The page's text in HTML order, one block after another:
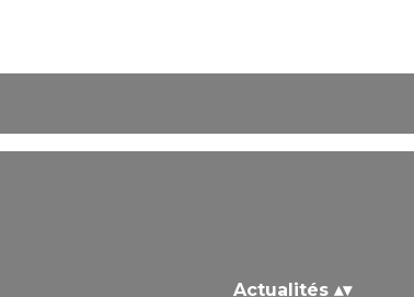
Actualités ▴▾